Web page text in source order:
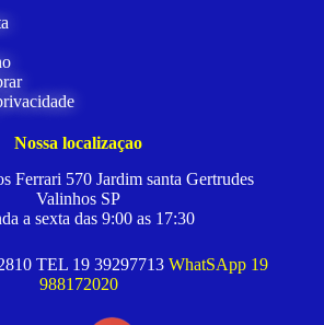
Nossa localizaçao
Ferrari 570 Jardim santa Gertrudes
Valinhos SP
a sexta das 9:00 as 17:30
TEL 19 39297713 WhatSApp 19
988172020